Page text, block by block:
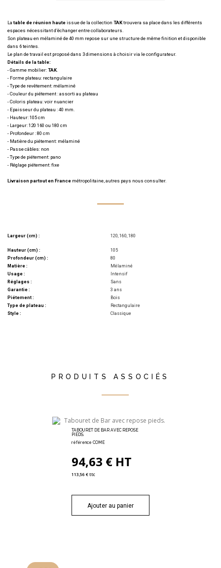
La table de réunion hauteissue de la collection TAKtrouvera sa place dans les différents
espaces nécessitant d’échanger entre collaborateurs.
Son plateau en mélaminé de 40 mm repose sur une structure de même finition et disponible
dans 6 teintes.
Le plan de travail est proposé dans 3 dimensions à choisir via le configurateur.
Détails de la table:
- Gamme mobilier:TAK
- Forme plateau: rectangulaire
- Type de revêtement: mélaminé
- Couleur du piétement : assorti au plateau
- Coloris plateau: voir nuancier
- Epaisseur du plateau : 40 mm.
- Hauteur: 105 cm
- Largeur: 120 160 ou 180 cm
- Profondeur : 80 cm
- Matière du piétement: mélaminé
- Passe câbles: non
- Type de piétement: pano
- Réglage piétement: fixe
Livraison partout en France métropolitaine, autres pays nous consulter.
Largeur (cm) : 120, 160, 180
Hauteur (cm) :
105
Profondeur (cm) :
80
Matière :
Mélaminé
Usage :
Intensif
Réglages :
Sans
Garantie :
3 ans
Piétement :
Bois
Type de plateau :
Rectangulaire
Style :
Classique
PRODUITS ASSOCIÉS
TABOURET DE BAR AVEC REPOSE
PIEDS.
référence COME
94,63 € HT
113,56 € ttc
Ajouter au panier